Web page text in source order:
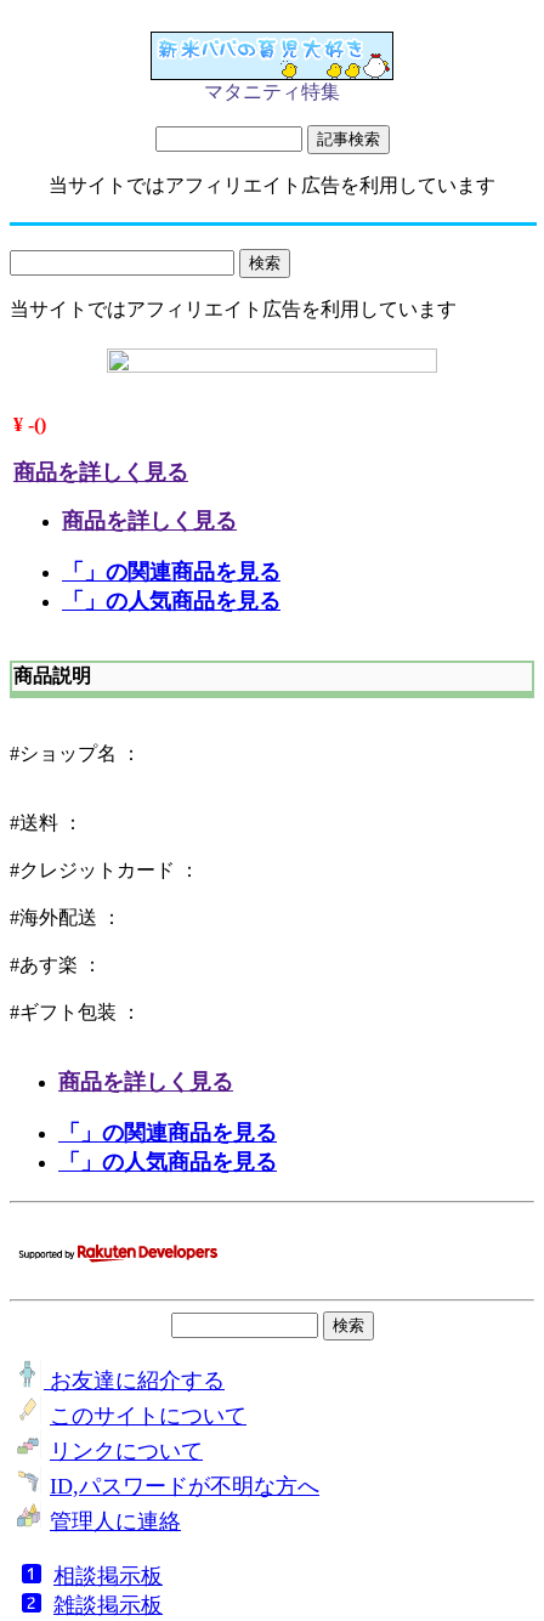
マタニティ特集
当サイトではアフィリエイト広告を利用しています
当サイトではアフィリエイト広告を利用しています
¥ -()
商品を詳しく見る
商品を詳しく見る
「」の関連商品を見る
「」の人気商品を見る
商品説明
#ショップ名 ：
#送料 ：
#クレジットカード ：
#海外配送 ：
#あす楽 ：
#ギフト包装 ：
商品を詳しく見る
「」の関連商品を見る
「」の人気商品を見る
お友達に紹介する
このサイトについて
リンクについて
ID,パスワードが不明な方へ
管理人に連絡
相談掲示板
雑談掲示板